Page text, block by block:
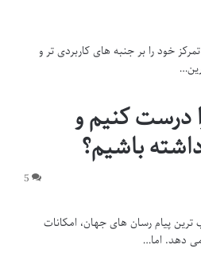
خود را بر جنبه های کاربردی تر و
درست کنیم و
باشیم؟
5
ترین پیام رسان های جهان، امکانات
می دهد. اما…